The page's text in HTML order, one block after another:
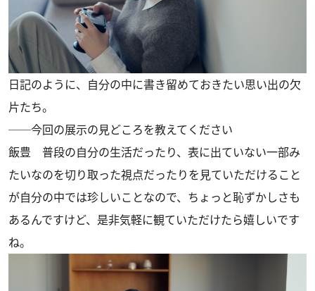
日記のように、自分の中に書き留めておきたい思い出の欠
片たち。
──今回の展示の見どころを教えてください
飯豊 普段の自分の生活だったり、表に出ていない一部み
たいなのを切り取った視点だったりを見ていただけること
が自分の中では珍しいことなので、ちょっと恥ずかしさも
あるんですけど、是非気軽に観ていただけたら嬉しいです
ね。